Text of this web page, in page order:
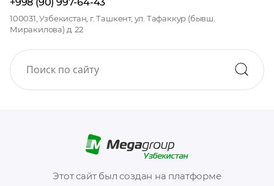
Этот сайт был создан на платформе
100031, Узбекистан, г. Ташкент, ул. Тафаккур (бывш.
Миракилова) д. 22